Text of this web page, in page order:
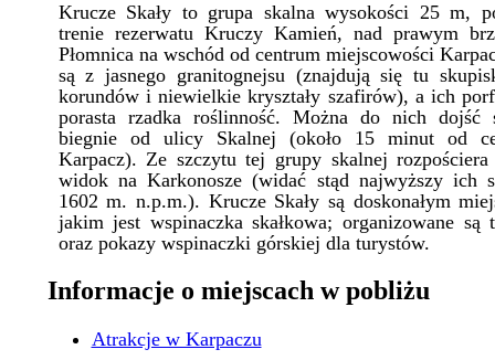
Krucze Skały to grupa skalna wysokości 25 m,
trenie rezerwatu Kruczy Kamień, nad prawym
Płomnica na wschód od centrum miejscowości
są z jasnego granitognejsu (znajdują się tu
korundów i niewielkie kryształy szafirów), a ich
porasta rzadka roślinność. Można do nich dojść
biegnie od ulicy Skalnej (około 15 minut od
Karpacz). Ze szczytu tej grupy skalnej rozpościera
widok na Karkonosze (widać stąd najwyższy ich
1602 m. n.p.m.). Krucze Skały są doskonałym
jakim jest wspinaczka skałkowa; organizowane są
oraz pokazy wspinaczki górskiej dla turystów.
Informacje o miejscach w pobliżu
Atrakcje w Karpaczu